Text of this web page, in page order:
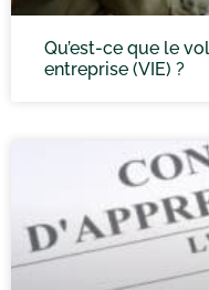
Qu’est-ce que le
entreprise (VIE) ?